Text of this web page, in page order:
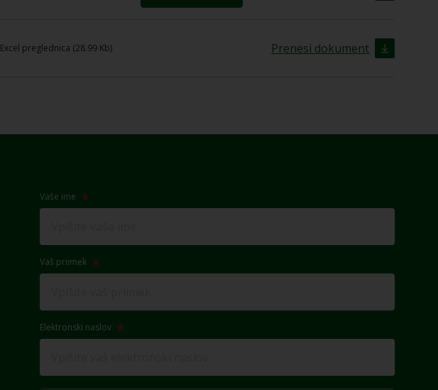
Excel preglednica (28.99 Kb) Prenesi dokument
Vaše ime
Vaš priimek
Elektronski naslov